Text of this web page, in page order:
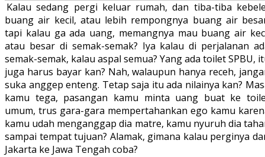
Kalau sedang pergi keluar rumah, dan tiba-tiba
buang air kecil, atau lebih rempongnya buang air
tapi kalau ga ada uang, memangnya mau buang air
atau besar di semak-semak? Iya kalau di perjalanan
semak-semak, kalau aspal semua? Yang ada toilet SPBU,
juga harus bayar kan? Nah, walaupun hanya receh,
suka anggep enteng. Tetap saja itu ada nilainya kan?
kamu tega, pasangan kamu minta uang buat ke
umum, trus gara-gara mempertahankan ego kamu
kamu udah menganggap dia matre, kamu nyuruh dia
sampai tempat tujuan? Alamak, gimana kalau perginya
Jakarta ke Jawa Tengah coba?